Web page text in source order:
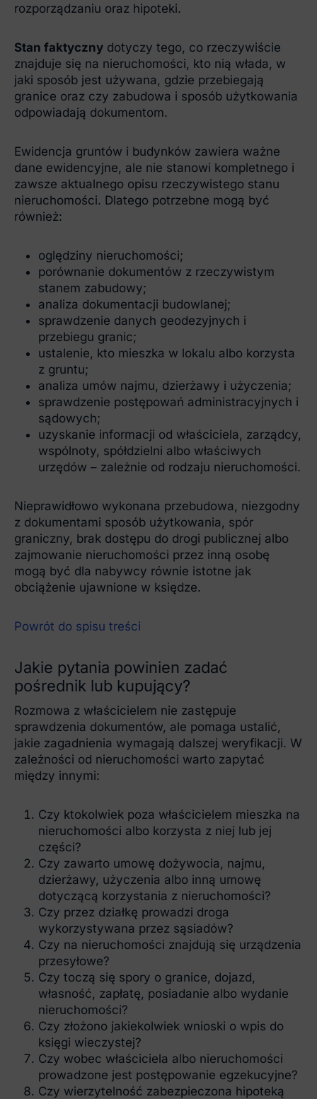
rozporządzaniu oraz hipoteki.
Stan faktyczny dotyczy tego, co rzeczywiście
znajduje się na nieruchomości, kto nią włada, w
jaki sposób jest używana, gdzie przebiegają
granice oraz czy zabudowa i sposób użytkowania
odpowiadają dokumentom.
Ewidencja gruntów i budynków zawiera ważne
dane ewidencyjne, ale nie stanowi kompletnego i
zawsze aktualnego opisu rzeczywistego stanu
nieruchomości. Dlatego potrzebne mogą być
również:
oględziny nieruchomości;
porównanie dokumentów z rzeczywistym
stanem zabudowy;
analiza dokumentacji budowlanej;
sprawdzenie danych geodezyjnych i
przebiegu granic;
ustalenie, kto mieszka w lokalu albo korzysta
z gruntu;
analiza umów najmu, dzierżawy i użyczenia;
sprawdzenie postępowań administracyjnych i
sądowych;
uzyskanie informacji od właściciela, zarządcy,
wspólnoty, spółdzielni albo właściwych
urzędów – zależnie od rodzaju nieruchomości.
Nieprawidłowo wykonana przebudowa, niezgodny
z dokumentami sposób użytkowania, spór
graniczny, brak dostępu do drogi publicznej albo
zajmowanie nieruchomości przez inną osobę
mogą być dla nabywcy równie istotne jak
obciążenie ujawnione w księdze.
Powrót do spisu treści
Jakie pytania powinien zadać
pośrednik lub kupujący?
Rozmowa z właścicielem nie zastępuje
sprawdzenia dokumentów, ale pomaga ustalić,
jakie zagadnienia wymagają dalszej weryfikacji. W
zależności od nieruchomości warto zapytać
między innymi:
Czy ktokolwiek poza właścicielem mieszka na
nieruchomości albo korzysta z niej lub jej
części?
Czy zawarto umowę dożywocia, najmu,
dzierżawy, użyczenia albo inną umowę
dotyczącą korzystania z nieruchomości?
Czy przez działkę prowadzi droga
wykorzystywana przez sąsiadów?
Czy na nieruchomości znajdują się urządzenia
przesyłowe?
Czy toczą się spory o granice, dojazd,
własność, zapłatę, posiadanie albo wydanie
nieruchomości?
Czy złożono jakiekolwiek wnioski o wpis do
księgi wieczystej?
Czy wobec właściciela albo nieruchomości
prowadzone jest postępowanie egzekucyjne?
Czy wierzytelność zabezpieczona hipoteką